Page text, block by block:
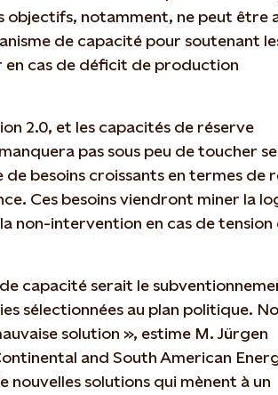
objectifs, notamment, ne peut être
de capacité pour soutenant
cas de déficit de production
2.0, et les capacités de réserve
pas sous peu de toucher
besoins croissants en termes de
Ces besoins viendront miner la
non-intervention en cas de tension
capacité serait le
sélectionnées au plan politique.
solution », estime M. Jürgen
and South American
solutions qui mènent à un